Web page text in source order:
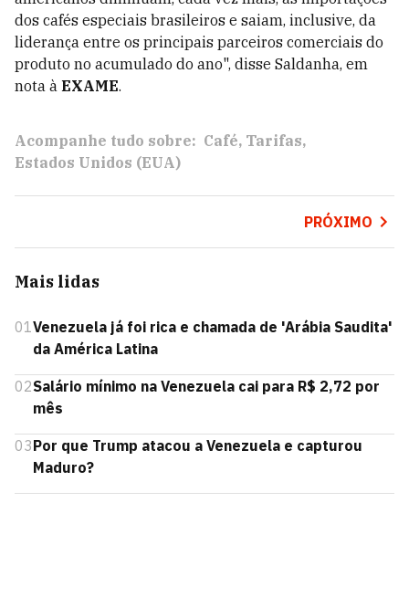
dos cafés especiais brasileiros e saiam, inclusive, da
liderança entre os principais parceiros comerciais do
produto no acumulado do ano", disse Saldanha, em
nota à EXAME.
Acompanhe tudo sobre: Café Tarifas
Estados Unidos (EUA)
PRÓXIMO
Mais lidas
01Venezuela já foi rica e chamada de 'Arábia Saudita'
da América Latina
02Salário mínimo na Venezuela cai para R$ 2,72 por
mês
03Por que Trump atacou a Venezuela e capturou
Maduro?